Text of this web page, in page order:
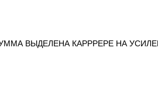
ВЫДЕЛЕНА КАРРРЕРЕ НА